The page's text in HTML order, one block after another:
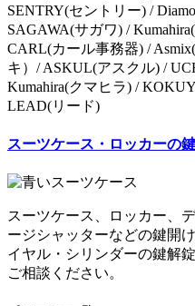
SENTRY(セントリー) /
SAGAWA(サガワ) /
CARL(カール事務器) /
キ）/ ASKUL(アスクル) /
Kumahira(クマヒラ) /
LEAD(リード)
スーツケース・ロッカーの
スーツケース、ロッカー、
ージシャッターなどの鍵開
イヤル・シリンダーの鍵解
ご相談ください。